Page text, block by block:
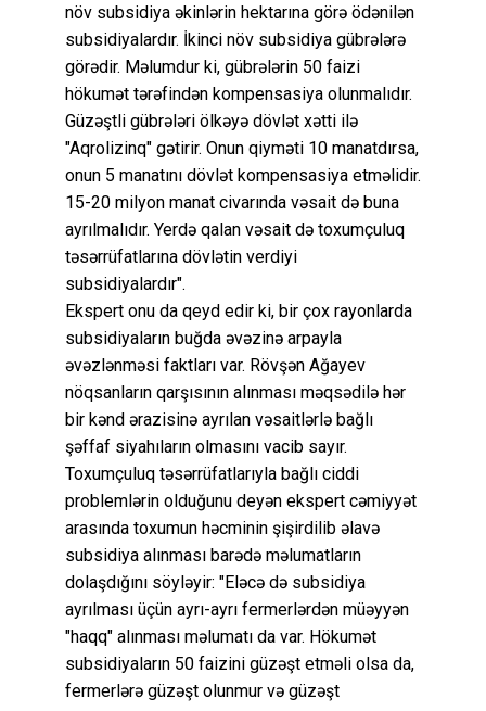
növ subsidiya əkinlərin hektarına görə ödənilən
subsidiyalardır. İkinci növ subsidiya gübrələrə
görədir. Məlumdur ki, gübrələrin 50 faizi
hökumət tərəfindən kompensasiya olunmalıdır.
Güzəştli gübrələri ölkəyə dövlət xətti ilə
"Aqrolizinq" gətirir. Onun qiyməti 10 manatdırsa,
onun 5 manatını dövlət kompensasiya etməlidir.
15-20 milyon manat civarında vəsait də buna
ayrılmalıdır. Yerdə qalan vəsait də toxumçuluq
təsərrüfatlarına dövlətin verdiyi
subsidiyalardır".
Ekspert onu da qeyd edir ki, bir çox rayonlarda
subsidiyaların buğda əvəzinə arpayla
əvəzlənməsi faktları var. Rövşən Ağayev
nöqsanların qarşısının alınması məqsədilə hər
bir kənd ərazisinə ayrılan vəsaitlərlə bağlı
şəffaf siyahıların olmasını vacib sayır.
Toxumçuluq təsərrüfatlarıyla bağlı ciddi
problemlərin olduğunu deyən ekspert cəmiyyət
arasında toxumun həcminin şişirdilib əlavə
subsidiya alınması barədə məlumatların
dolaşdığını söyləyir: "Eləcə də subsidiya
ayrılması üçün ayrı-ayrı fermerlərdən müəyyən
"haqq" alınması məlumatı da var. Hökumət
subsidiyaların 50 faizini güzəşt etməli olsa da,
fermerlərə güzəşt olunmur və güzəşt